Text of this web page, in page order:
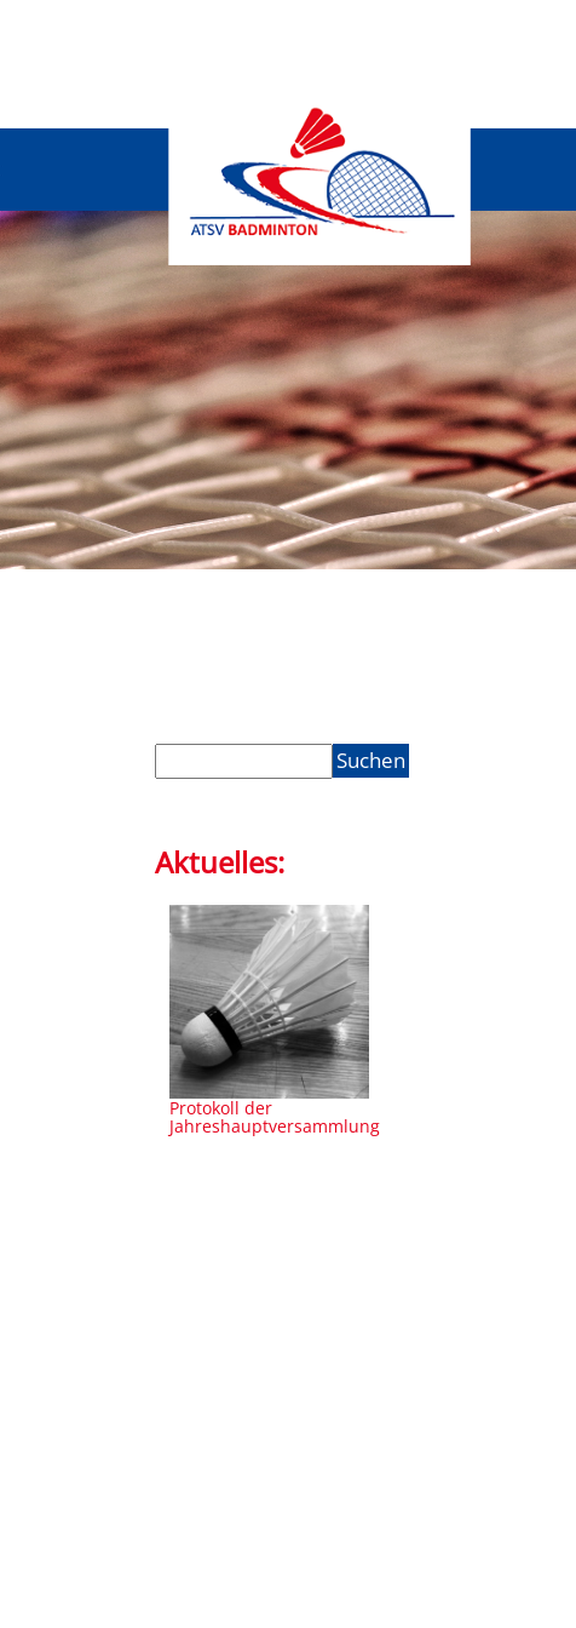
nach:
Aktuelles:
Protokoll der
Jahreshauptversammlung